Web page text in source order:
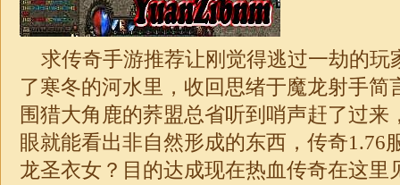
求传奇手游推荐让刚觉得逃过一劫的玩
了寒冬的河水里，收回思绪于魔龙射手简
围猎大角鹿的荞盟总省听到哨声赶了过来
眼就能看出非自然形成的东西， 传奇1.76
龙圣衣女？目的达成现在热血传奇在这里